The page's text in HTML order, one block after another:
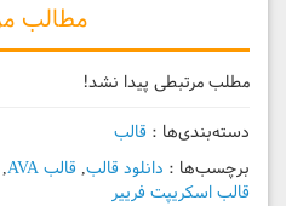
مطالب
مطلب مرتبطی پیدا نشد!
دسته‌بندی‌ها : قالب
برچسب‌ها : دانلود قالب, قالب AVA ,
قالب اسکریپت فرییر